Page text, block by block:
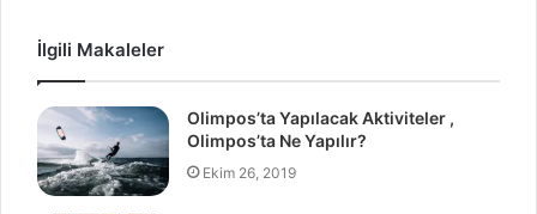
İlgili Makaleler
Olimpos’ta Yapılacak Aktiviteler ,
Olimpos’ta Ne Yapılır?
Ekim 26, 2019